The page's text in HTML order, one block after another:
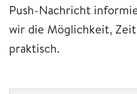
Push-Nachricht
wir die Möglichkeit,
praktisch.